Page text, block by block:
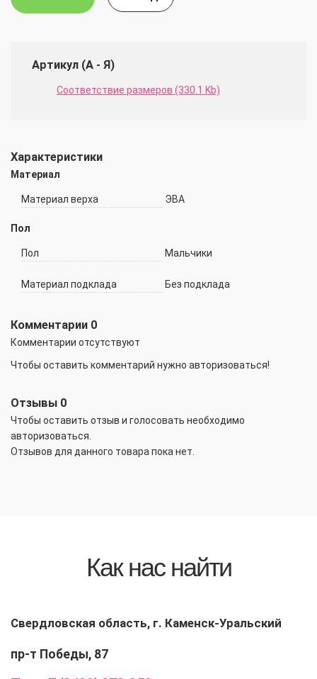
Артикул (А - Я)
Соответствие размеров (330.1 Kb)
Характеристики
Материал
Материал верха ЭВА
Пол
Пол Мальчики
Материал подклада Без подклада
Комментарии 0
Комментарии отсутствуют
Чтобы оставить комментарий нужно авторизоваться!
Отзывы 0
Чтобы оcтавить отзыв и голосовать необходимо
авторизоваться.
Отзывов для данного товара пока нет.
Как нас найти
Свердловская область, г. Каменск-Уральский
пр-т Победы, 87